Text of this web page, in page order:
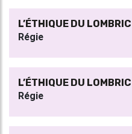
L’ÉTHIQUE DU LOMBRIC
Régie
L’ÉTHIQUE DU LOMBRIC
Régie